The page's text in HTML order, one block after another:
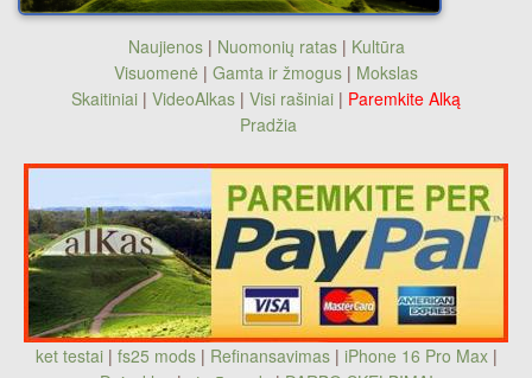
Naujienos| Nuomonių ratas| Kultūra
Visuomenė | Gamta ir žmogus | Mokslas
Skaitiniai | VideoAlkas | Visi rašiniai | Paremkite Alką
Pradžia
ket testai | fs25 mods| Refinansavimas| iPhone 16 Pro Max|